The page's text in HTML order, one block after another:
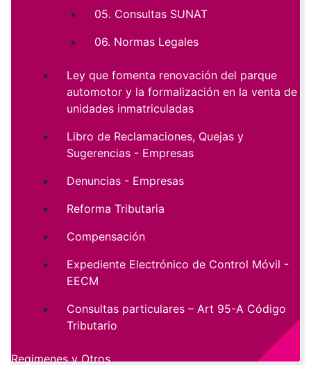
05. Consultas SUNAT
06. Normas Legales
Ley que fomenta renovación del parque
automotor y la formalización en la venta de
unidades inmatriculadas
Libro de Reclamaciones, Quejas y
Sugerencias - Empresas
Denuncias - Empresas
Reforma Tributaria
Compensación
Expediente Electrónico de Control Móvil -
EECM
Consultas particulares – Art 95-A Código
Tributario
Regimenes y Otros